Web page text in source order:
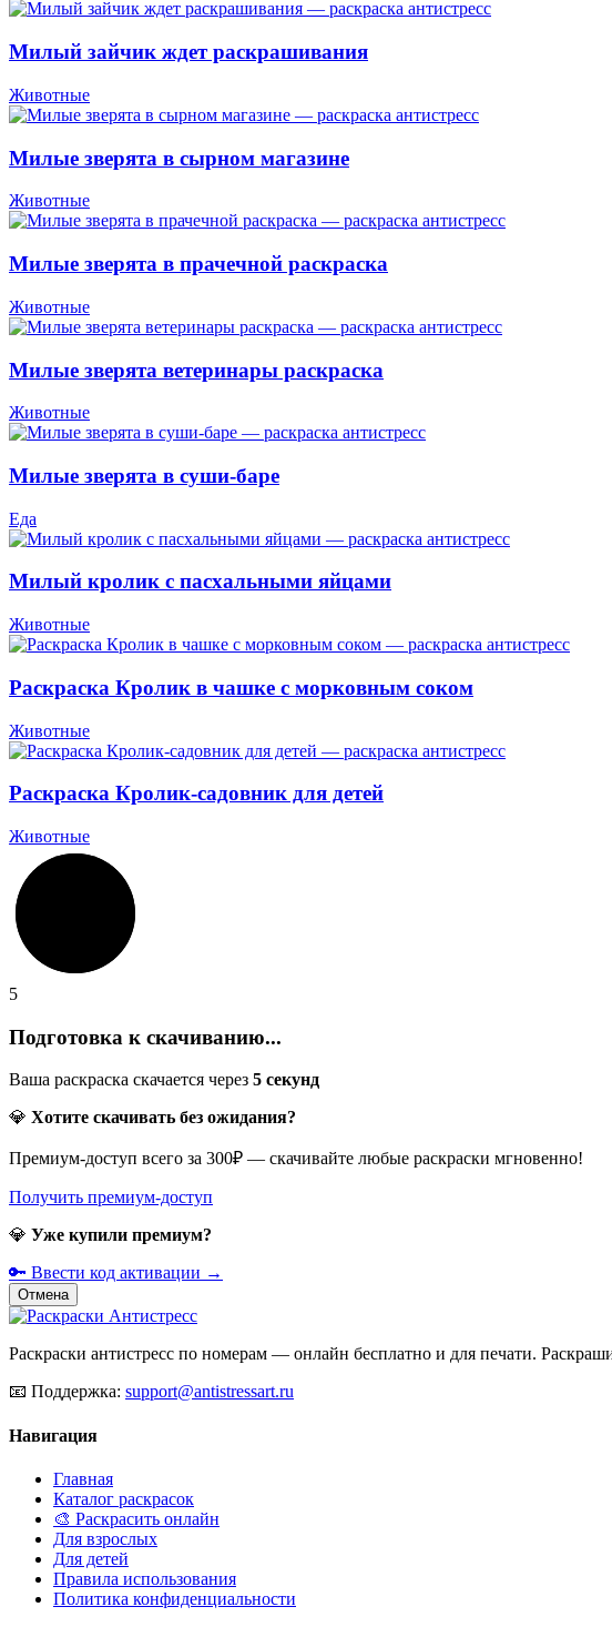
Милый зайчик ждет раскрашивания
Животные
Милые зверята в сырном магазине
Животные
Милые зверята в прачечной раскраска
Животные
Милые зверята ветеринары раскраска
Животные
Милые зверята в суши-баре
Еда
Милый кролик с пасхальными яйцами
Животные
Раскраска Кролик в чашке с морковным соком
Животные
Раскраска Кролик-садовник для детей
Животные
5
Подготовка к скачиванию...
Ваша раскраска скачается через 5 секунд
💎 Хотите скачивать без ожидания?
Премиум-доступ всего за 300₽ — скачивайте любые раскраски мгновенно!
Получить премиум-доступ
💎 Уже купили премиум?
🔑 Ввести код активации →
Отмена
Раскраски антистресс по номерам — онлайн бесплатно и для печати.
📧 Поддержка: support@antistressart.ru
Навигация
Главная
Каталог раскрасок
🎨 Раскрасить онлайн
Для взрослых
Для детей
Правила использования
Политика конфиденциальности